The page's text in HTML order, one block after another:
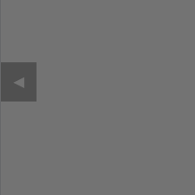
◀︎